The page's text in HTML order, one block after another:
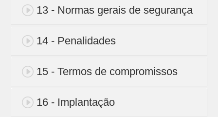
13 - Normas gerais de segurança
14 - Penalidades
15 - Termos de compromissos
16 - Implantação